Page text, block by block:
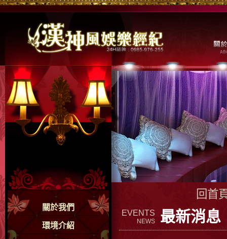
關於我們
環境介紹
回首
EVENTS
NEWS 最新消息